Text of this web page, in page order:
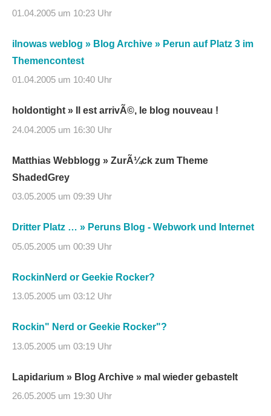
01.04.2005 um 10:23 Uhr
ilnowas weblog » Blog Archive » Perun auf Platz 3 im
Themencontest
01.04.2005 um 10:40 Uhr
holdontight » Il est arrivÃ©, le blog nouveau !
24.04.2005 um 16:30 Uhr
Matthias Webblogg » ZurÃ¼ck zum Theme
ShadedGrey
03.05.2005 um 09:39 Uhr
Dritter Platz … » Peruns Blog - Webwork und Internet
05.05.2005 um 00:39 Uhr
RockinNerd or Geekie Rocker?
13.05.2005 um 03:12 Uhr
Rockin" Nerd or Geekie Rocker"?
13.05.2005 um 03:19 Uhr
Lapidarium » Blog Archive » mal wieder gebastelt
26.05.2005 um 19:30 Uhr